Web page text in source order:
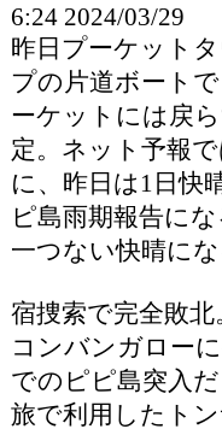
6:24 2024/03/29
昨日プーケット
プの片道ボート
ーケットには戻
定。ネット予報
に、昨日は1日快
ピ島雨期報告に
一つない快晴にな
宿捜索で完全敗
コンバンガロー
でのピピ島突入
旅で利用したト